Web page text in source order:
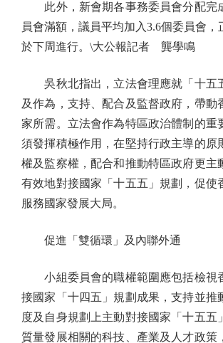
此外，新會期各事務委員會分配完
員會滿額，議員平均加入3.6個委員會，
於下周進行。\大公報記者 龔學鳴
吳秋北指出，立法會理應就「十五
及作為，支持、配合及監督政府，帶動
家所需。立法會作為特區政治體制的重
須發揮積極作用，在堅持行政主導的原
權及監察權，配合和推動特區政府更主
有效地對接國家「十五五」規劃，促使
服務國家發展大局。
促進「雙循環」及內聯外通
小組委員會的職權範圍應包括檢視
接國家「十四五」規劃成果，支持並推
度及自身規劃上主動對接國家「十五五
質量發展相關的科技、產業及人才政策